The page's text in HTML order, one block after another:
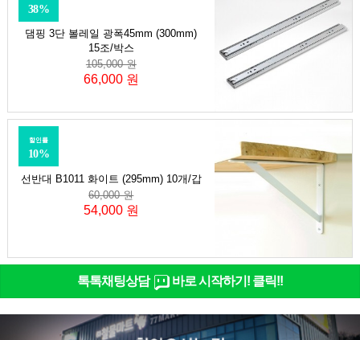
댐핑 3단 볼레일 광폭45mm (300mm)
15조/박스
38%
105,000 원
66,000 원
선반대 B1011 화이트 (295mm) 10개/갑
할인률
10%
60,000 원
54,000 원
톡톡채팅상담 바로 시작하기! 클릭!!